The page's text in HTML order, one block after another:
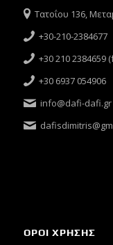
Τατοΐου 136,
+30-210-2384677
+30 210 2384659
+30 6937 054906
info@dafi-dafi.gr
ΟΡΟΙ ΧΡΗΣΗΣ